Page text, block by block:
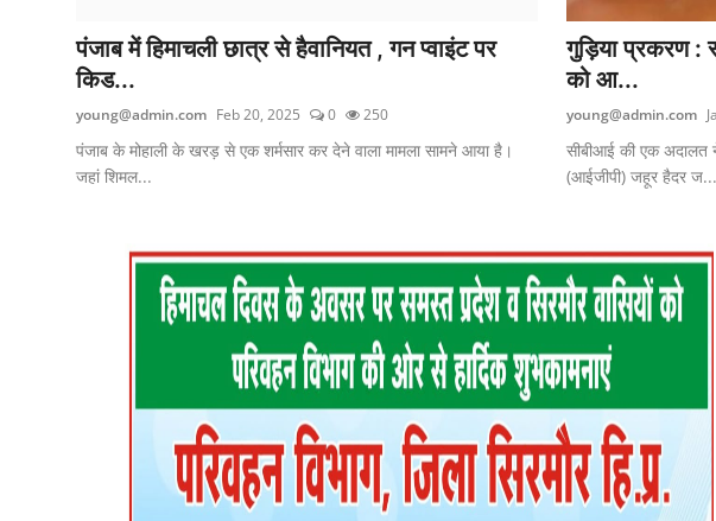
पंजाब में हिमाचली छात्र से हैवानियत , गन प्वाइंट पर
किड...
young@admin.com Feb 20, 2025 0 250
पंजाब के मोहाली के खरड़ से एक शर्मसार कर देने वाला मामला सामने आया है।
जहां शिमल...
गुड़िया प्रकरण :
को आ...
young@admin.com
सीबीआई की एक अदालत
(आईजीपी) जहूर हैदर ज...